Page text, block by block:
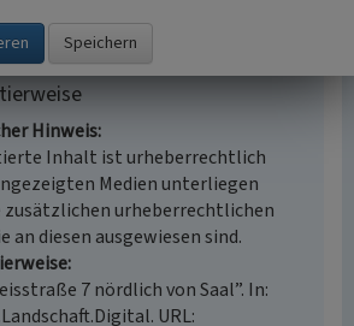
Hinweis
Inhalt ist urheberrechtlich
Medien unterliegen
urheberrechtlichen
an diesen ausgewiesen sind.
7 nördlich von Saal”. In:
URL: